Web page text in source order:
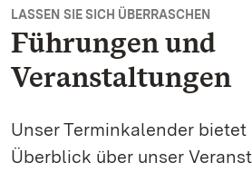
LASSEN SIE SICH ÜBERRASCHEN
Führungen und
Veranstaltungen
Unser Terminkalender bietet
Überblick über unser